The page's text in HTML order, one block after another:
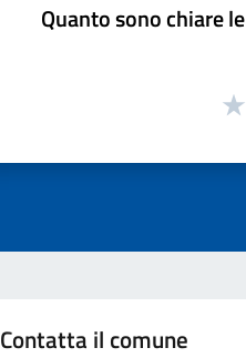
Quanto sono chiare
Contatta il comune